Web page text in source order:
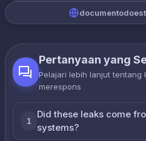
Pertanyaan yang
Pelajari lebih lanjut
merespons
1
Did these leaks come
systems?